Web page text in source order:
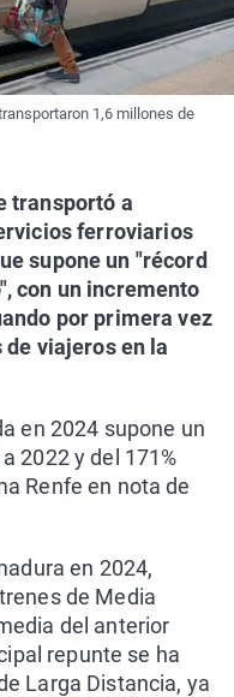
1,6 millones de
transportó a
ferroviarios
supone un "récord
con un incremento
por primera vez
viajeros en la
en 2024 supone un
2022 y del 171%
Renfe en nota de
en 2024,
de Media
del anterior
repunte se ha
Larga Distancia, ya